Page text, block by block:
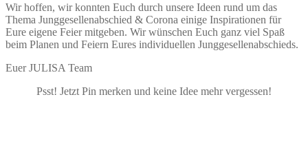
Wir hoffen, wir konnten Euch durch unsere Ideen rund um das
Thema Junggesellenabschied & Corona einige Inspirationen für
Eure eigene Feier mitgeben. Wir wünschen Euch ganz viel Spaß
beim Planen und Feiern Eures individuellen Junggesellenabschieds.
Euer JULISA Team
Psst! Jetzt Pin merken und keine Idee mehr vergessen!